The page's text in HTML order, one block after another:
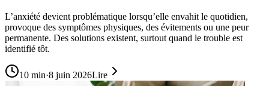
L’anxiété devient problématique lorsqu’elle envahit le quotidien,
provoque des symptômes physiques, des évitements ou une peur
permanente. Des solutions existent, surtout quand le trouble est
identifié tôt.
10 min·8 juin 2026Lire